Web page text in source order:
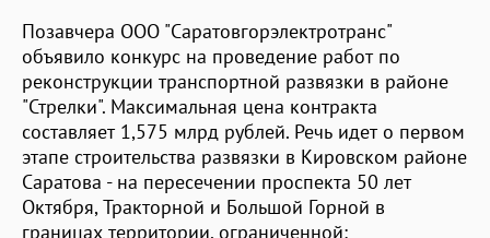
Позавчера ООО "Саратовгорэлектротранс"
объявило конкурс на проведение работ по
реконструкции транспортной развязки в районе
"Стрелки". Максимальная цена контракта
составляет 1,575 млрд рублей. Речь идет о первом
этапе строительства развязки в Кировском районе
Саратова - на пересечении проспекта 50 лет
Октября, Тракторной и Большой Горной в
границах территории, ограниченной: